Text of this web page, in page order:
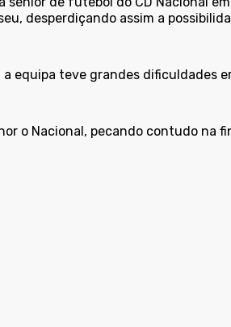
desperdiçando assim a
equipa teve grandes dificuldades
o Nacional, pecando contudo na